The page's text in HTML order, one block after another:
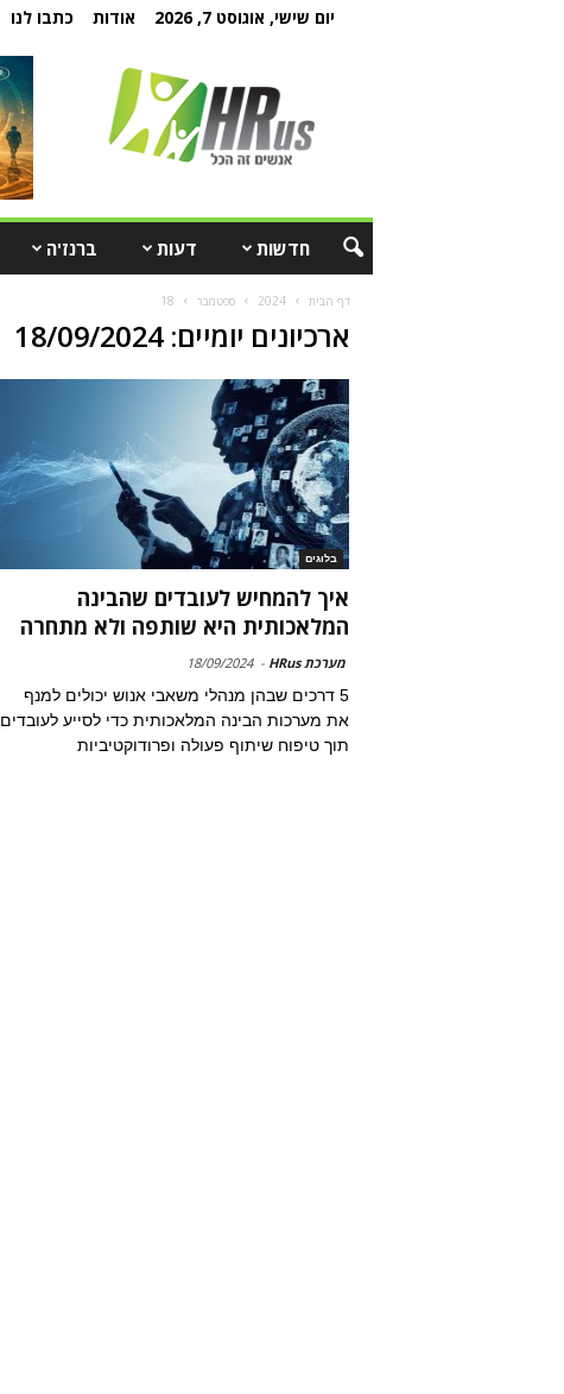
יום שישי, אוגוסט 7, 2026 אודות כתבו לנו
חדשות דעות ברנז'ה
דף הבית 2024 ספטמבר 18
ארכיונים יומיים: 18/09/2024
בלוגים
איך להמחיש לעובדים שהבינה
המלאכותית היא שותפה ולא מתחרה
מערכת HRus -
18/09/2024
5 דרכים שבהן מנהלי משאבי אנוש יכולים למנף
את מערכות הבינה המלאכותית כדי לסייע לעובדים
תוך טיפוח שיתוף פעולה ופרודוקטיביות